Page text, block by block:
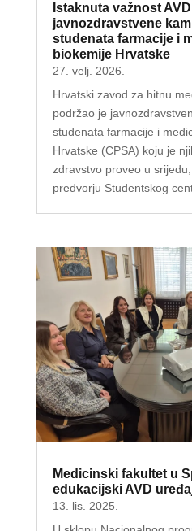
Istaknuta važnost
javnozdravstvene
studenata farmacije i
biokemije Hrvatske
27. velj. 2026.
Hrvatski zavod za hitnu
podržao je
studenata farmacije i
Hrvatske (CPSA) koju je
zdravstvo proveo u
predvorju Studentskog
Medicinski fakultet u
edukacijski AVD
13. lis. 2025.